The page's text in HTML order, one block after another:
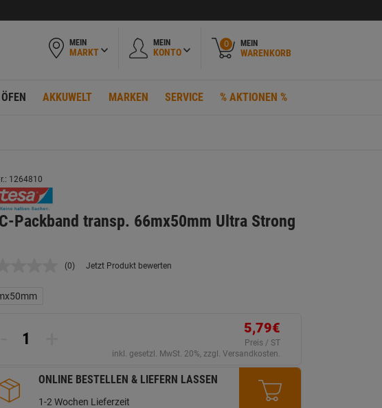
MEIN
MARKT
MEIN
KONTO
0 MEIN
WARENKORB
ÖFEN AKKUWELT MARKEN SERVICE % AKTIONEN %
1264810
Packband transp. 66mx50mm Ultra Strong
Kein
(0) Jetzt Produkt bewerten
5,79€
Preis / ST
inkl. gesetzl. MwSt. 20%, zzgl. Versandkosten.
ONLINE BESTELLEN & LIEFERN LASSEN
1-2 Wochen Lieferzeit